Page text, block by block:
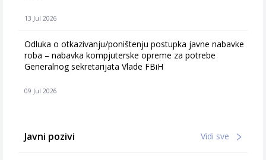
13 Jul 2026
Odluka o otkazivanju/poništenju postupka javne nabavke
roba – nabavka kompjuterske opreme za potrebe
Generalnog sekretarijata Vlade FBiH
09 Jul 2026
Javni pozivi Vidi sve